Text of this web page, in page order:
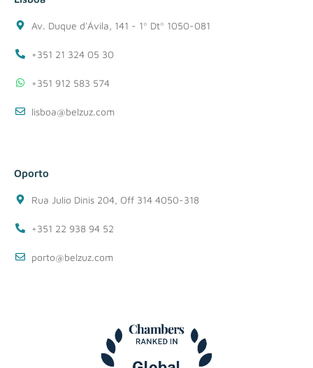
Av. Duque d'Ávila, 141 - 1º Dtº 1050-081
+351 21 324 05 30
+351 912 583 574
lisboa@belzuz.com
Oporto
Rua Julio Dinis 204, Off 314 4050-318
+351 22 938 94 52
porto@belzuz.com